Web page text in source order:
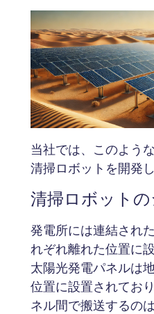
当社では、このよう
清掃ロボットを開発
清掃ロボット
発電所には連結され
れぞれ離れた位置に
太陽光発電パネルは
位置に設置されてお
ネル間で搬送するの